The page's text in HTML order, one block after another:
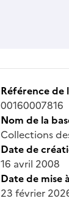
Référence de
00160007816
Nom de la
Collections
Date de
16 avril 2008
Date de mise
23 février